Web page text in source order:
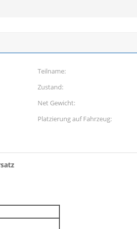
Teilname:
Zustand:
Net Gewicht:
Platzierung auf Fahrzeug: